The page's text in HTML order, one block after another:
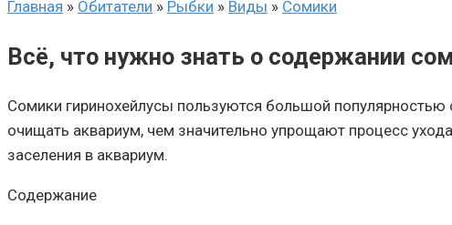
Главная » Обитатели » Рыбки » Виды » Сомики
Всё, что нужно знать о содержании
Сомики гиринохейлусы пользуются большой
очищать аквариум, чем значительно упрощают процесс
заселения в аквариум.
Содержание